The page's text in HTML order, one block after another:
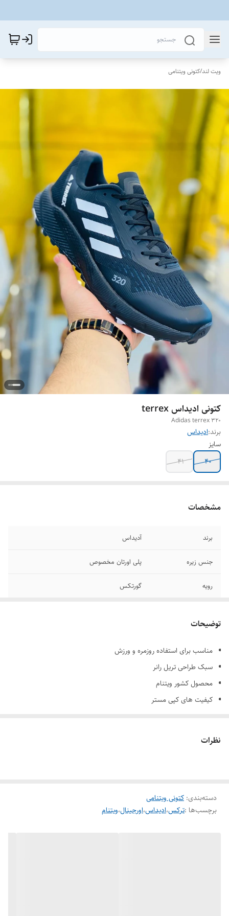
ویت لند/کتونی ویتنامی
کتونی ادیداس terrex
Adidas terrex 320
برند:ادیداس
سایز
40
41
مشخصات
برند آدیداس
جنس زیره پلی اورتان مخصوص
رویه گورتکس
قابلیت شست و شو دارد
توضیحات
مناسب برای استفاده روزمره و ورزش
سبک طراحی تریل رانر
محصول کشور ویتنام
کیفیت های کپی مستر
لایه میانی ایوا
نظرات
دسته‌بندی: کتونی ویتنامی
برچسب‌ها :ترکس،ادیداس،اورجینال،ویتنام